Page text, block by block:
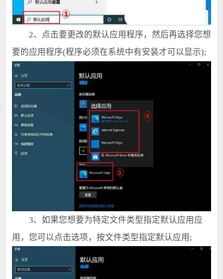
2、点击要更改的默认应用程序，然后再选择您想
要的应用程序(程序必须在系统中有安装才可以显示);
3、如果您想要为特定文件类型指定默认应用应
用，您可以点击选项，按文件类型指定默认应用;